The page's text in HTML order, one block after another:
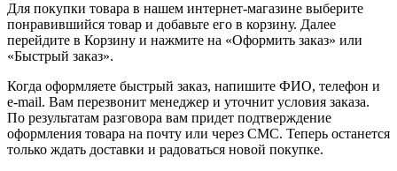
Для покупки товара в нашем интернет-магазине выберите
понравившийся товар и добавьте его в корзину. Далее
перейдите в Корзину и нажмите на «Оформить заказ» или
«Быстрый заказ».
Когда оформляете быстрый заказ, напишите ФИО, телефон и
e-mail. Вам перезвонит менеджер и уточнит условия заказа.
По результатам разговора вам придет подтверждение
оформления товара на почту или через СМС. Теперь останется
только ждать доставки и радоваться новой покупке.